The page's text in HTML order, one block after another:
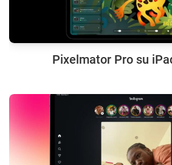
Pixelmator Pro su